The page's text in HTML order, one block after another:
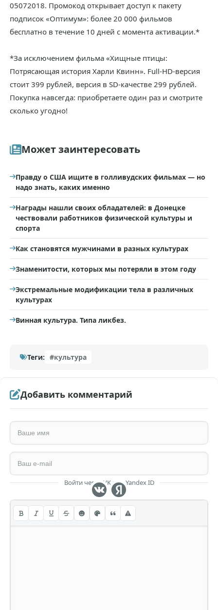
05072018. Промокод открывает доступ к пакету
подписок «Оптимум»: более 20 000 фильмов
бесплатно в течение 10 дней с момента активации.*
*За исключением фильма «Хищные птицы:
Потрясающая история Харли Квинн». Full-HD-версия
стоит 399 рублей, версия в SD-качестве 299 рублей.
Покупка навсегда: приобретаете один раз и смотрите
сколько угодно!
Может заинтересовать
Правду о США ищите в голливудских фильмах — но
надо знать, каких именно
Награды нашли своих обладателей: в Донецке
чествовали работников физической культуры и
спорта
Как становятся мужчинами в разных культурах
Знаменитости, которых мы потеряли в этом году
Экстремальные модификации тела в различных
культурах
Винная культура. Типа ликбез.
Теги: #культура
Добавить комментарий
Войти через VK или Yandex ID